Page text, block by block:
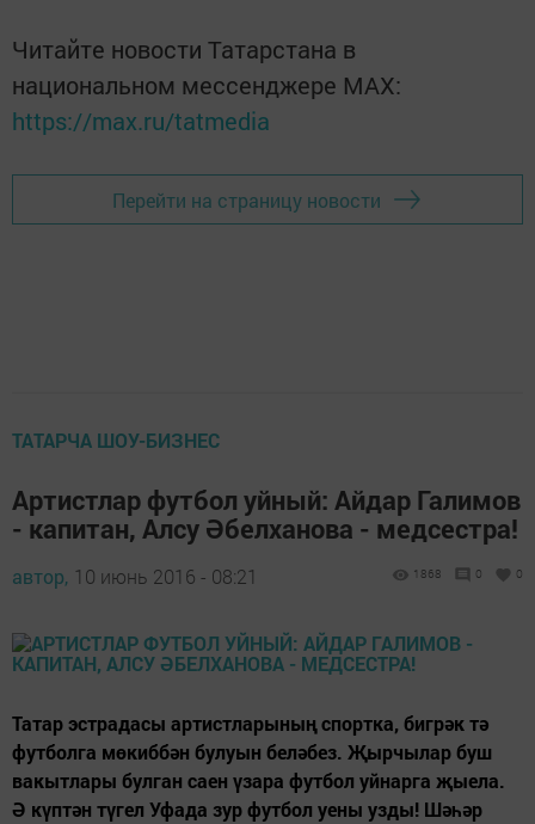
Читайте новости Татарстана в
национальном мессенджере MАХ:
https://max.ru/tatmedia
Перейти на страницу новости
ТАТАРЧА ШОУ-БИЗНЕС
Артистлар футбол уйный: Айдар Галимов
- капитан, Алсу Әбелханова - медсестра!
автор, 10 июнь 2016 - 08:21 1868 0 0
Татар эстрадасы артистларының спортка, бигрәк тә
футболга мөкиббән булуын беләбез. Җырчылар буш
вакытлары булган саен үзара футбол уйнарга җыела.
Ә күптән түгел Уфада зур футбол уены узды! Шәһәр